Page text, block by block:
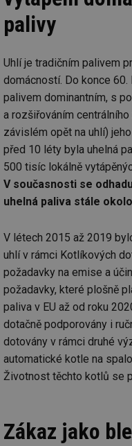
palivy
Uhlí je tradičním palivem
domácností. Do konce
palivem dominantním, s
a rozšiřováním
závislém opět na uhlí)
před 10 léty byla uhelná
500 tisíc lokálně
V současnosti se
uhelná paliva stále
V létech 2015 až 2019
uhlí v rámci Kotlíkových
požadavky na emise a
požadavky, které plošně
paliva v EU až od roku
dotačně podporovány i
dotovány v rámci druhé
automatické kotle na
Životnost těchto kotlů se
Zákaz jako